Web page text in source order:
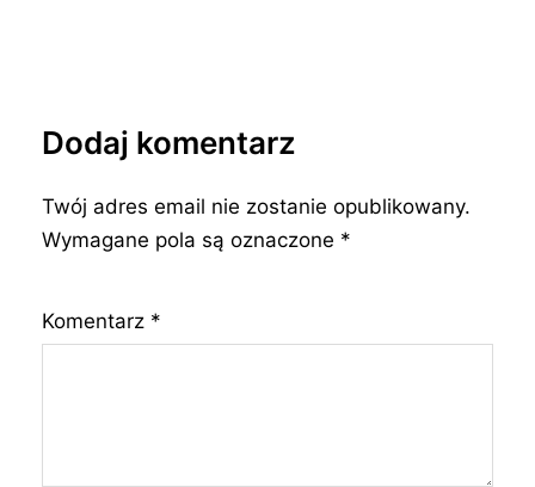
Dodaj komentarz
Twój adres email nie zostanie opublikowany.
Wymagane pola są oznaczone *
Komentarz *